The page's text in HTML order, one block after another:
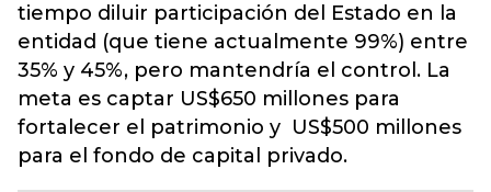
tiempo diluir participación del Estado en la
entidad (que tiene actualmente 99%) entre
35% y 45%, pero mantendría el control. La
meta es captar US$650 millones para
fortalecer el patrimonio y US$500 millones
para el fondo de capital privado.